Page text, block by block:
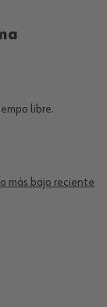
libre.
más bajo reciente